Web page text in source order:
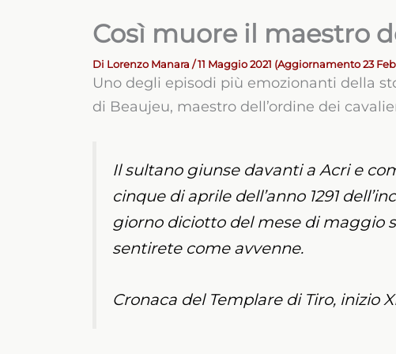
Così muore il maestro
Di Lorenzo Manara / 11 Maggio 2021 (Aggiornamento 23
Uno degli episodi più emozionanti della
di Beaujeu, maestro dell’ordine dei
Il sultano giunse davanti a Acri e
cinque di aprile dell’anno 1291
giorno diciotto del mese di maggio
sentirete come avvenne.
Cronaca del Templare di Tiro, inizio